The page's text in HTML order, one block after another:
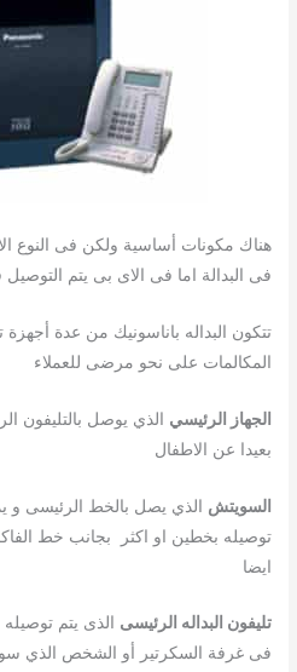
هناك مكونات أساسية ولكن فى النوع
فى البدالة اما فى الاى بى يتم
تتكون البداله باناسونيك من عدة
المكالمات على نحو مرضى للعملاء
الجهاز الرئيسي الذي يوصل بالتليفون
بعيدا عن الاطفال
السويتش الذي يصل بالخط الرئيسى و
توصيله بخطين او اكثر بجانب خط
ايضا
تليفون البداله الرئيسى الذى يتم
فى غرفة السكرتير أو الشخص الذي